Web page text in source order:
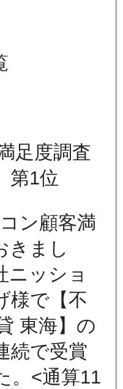
ン顧客満
きまし
ニッショ
様で【不
東海】の
続で受賞
。<通算11